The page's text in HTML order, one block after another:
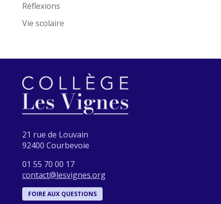
Réflexions
Vie scolaire
21 rue de Louvain
92400 Courbevoie
01 55 70 00 17
contact@lesvignes.org
FOIRE AUX QUESTIONS